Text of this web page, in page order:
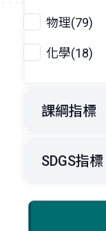
物理(79)
化學(18)
課綱指標
SDGS指標